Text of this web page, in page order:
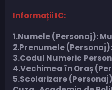
Informații IC:
1.Numele (Personaj):
2.Prenumele
3.Codul Numeric
4.Vechimea în Oraș
5.Scolarizare